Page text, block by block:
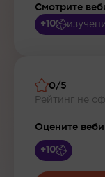
Смотрите
+10
0/5
Рейтинг не
Оцените
+10